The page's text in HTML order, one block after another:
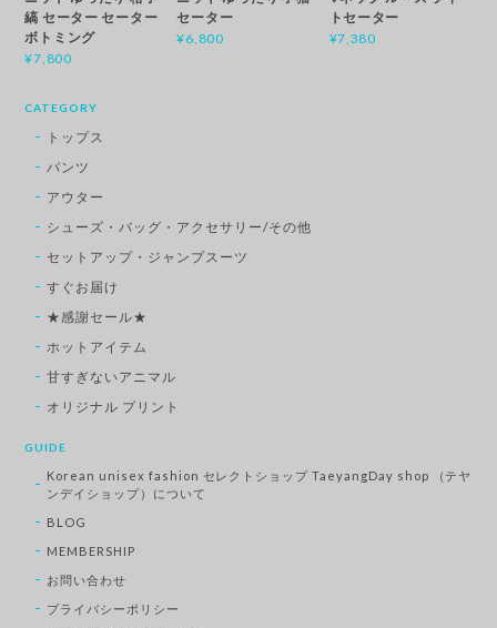
縞 セーター セーター
ボトミング
¥7,800
セーター
¥6,800
トセーター
¥7,380
CATEGORY
トップス
パンツ
アウター
シューズ・バッグ・アクセサリー/その他
セットアップ・ジャンプスーツ
すぐお届け
★感謝セール★
ホットアイテム
甘すぎないアニマル
オリジナル プリント
GUIDE
Korean unisex fashion セレクトショップ TaeyangDay shop （テヤ
ンデイショップ）について
BLOG
MEMBERSHIP
お問い合わせ
プライバシーポリシー